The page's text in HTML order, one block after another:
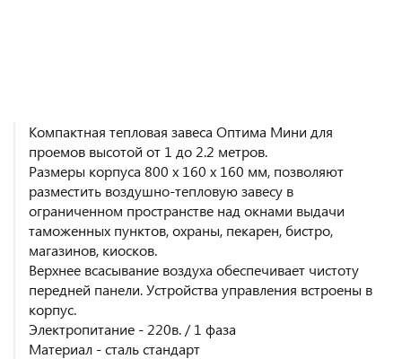
Компактная тепловая завеса Оптима Мини для
проемов высотой от 1 до 2.2 метров.
Размеры корпуса 800 x 160 x 160 мм, позволяют
разместить воздушно-тепловую завесу в
ограниченном пространстве над окнами выдачи
таможенных пунктов, охраны, пекарен, бистро,
магазинов, киосков.
Верхнее всасывание воздуха обеспечивает чистоту
передней панели. Устройства управления встроены в
корпус.
Электропитание - 220в. / 1 фаза
Материал - сталь стандарт